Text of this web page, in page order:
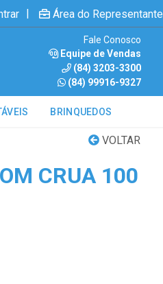
| Área do Representante
Fale Conosco
Equipe de Vendas
(84) 3203-3300
(84) 99916-9327
BRINQUEDOS
VOLTAR
CRUA 100